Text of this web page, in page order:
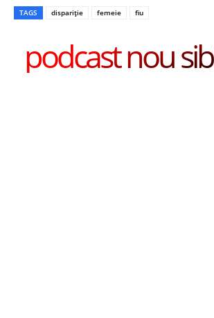
TAGS dispariție femeie fiu
podcast nou